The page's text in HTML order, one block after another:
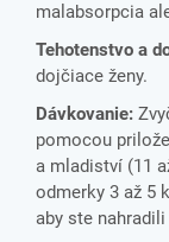
malabsorpcia
Tehotenstvo a
dojčiace ženy.
Dávkovanie:
pomocou
a mladiství (11
odmerky 3 až 5
aby ste